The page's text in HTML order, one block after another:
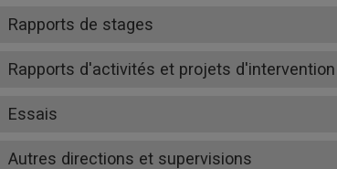
Rapports de stages
Rapports d'activités et projets d'intervention
Essais
Autres directions et supervisions